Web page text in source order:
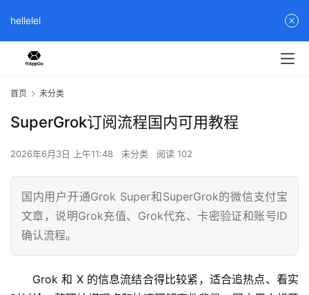
首页 未分类
SuperGrok订阅流程国内可用教程
2026年6月3日 上午11:48 未分类 阅读 102
国内用户开通Grok Super和SuperGrok的微信支付宝
文章，说明Grok充值、Grok代充、卡密验证和账号ID
确认流程。
Grok 和 X 的信息流结合得比较紧，适合追热点、看实
hellelel